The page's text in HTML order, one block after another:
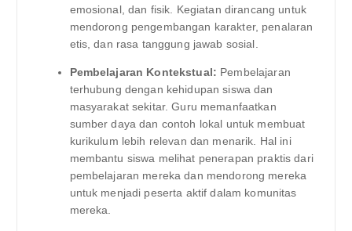
emosional, dan fisik. Kegiatan dirancang untuk
mendorong pengembangan karakter, penalaran
etis, dan rasa tanggung jawab sosial.
Pembelajaran Kontekstual: Pembelajaran
terhubung dengan kehidupan siswa dan
masyarakat sekitar. Guru memanfaatkan
sumber daya dan contoh lokal untuk membuat
kurikulum lebih relevan dan menarik. Hal ini
membantu siswa melihat penerapan praktis dari
pembelajaran mereka dan mendorong mereka
untuk menjadi peserta aktif dalam komunitas
mereka.